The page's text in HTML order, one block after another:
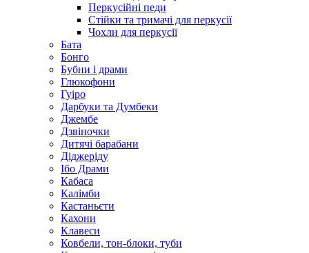
Перкусійні педи
Стійки та тримачі для перкусії
Чохли для перкусії
Бата
Бонго
Бубни і драми
Глюкофони
Гуіро
Дарбуки та Думбеки
Джембе
Дзвіночки
Дитячі барабани
Діджеріду
Ібо Драми
Кабаса
Калімби
Кастаньєти
Кахони
Клавеси
Ковбели, тон-блоки, туби